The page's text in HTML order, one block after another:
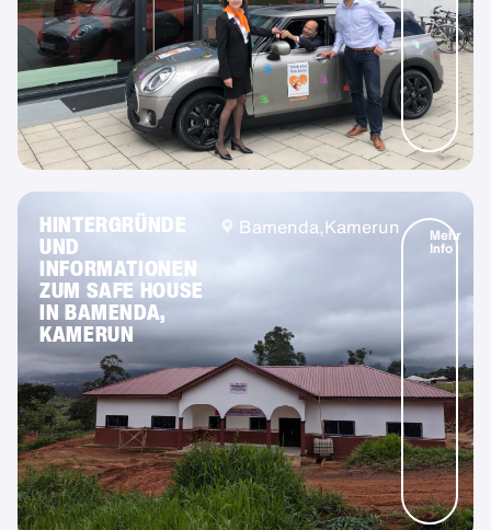
HINTERGRÜNDE
UND
INFORMATIONEN
ZUM SAFE HOUSE
IN BAMENDA,
KAMERUN
Bamenda,Kamerun Mehr
Info